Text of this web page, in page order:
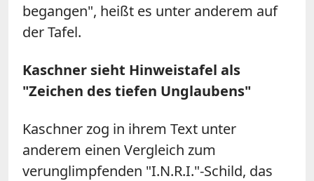
begangen", heißt es unter anderem auf
der Tafel.
Kaschner sieht Hinweistafel als
"Zeichen des tiefen Unglaubens"
Kaschner zog in ihrem Text unter
anderem einen Vergleich zum
verunglimpfenden "I.N.R.I."-Schild, das